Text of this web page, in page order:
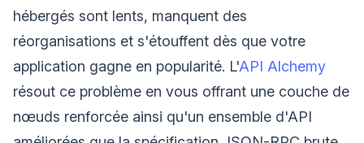
hébergés sont lents, manquent des
réorganisations et s'étouffent dès que votre
application gagne en popularité. L'API Alchemy
résout ce problème en vous offrant une couche de
nœuds renforcée ainsi qu'un ensemble d'API